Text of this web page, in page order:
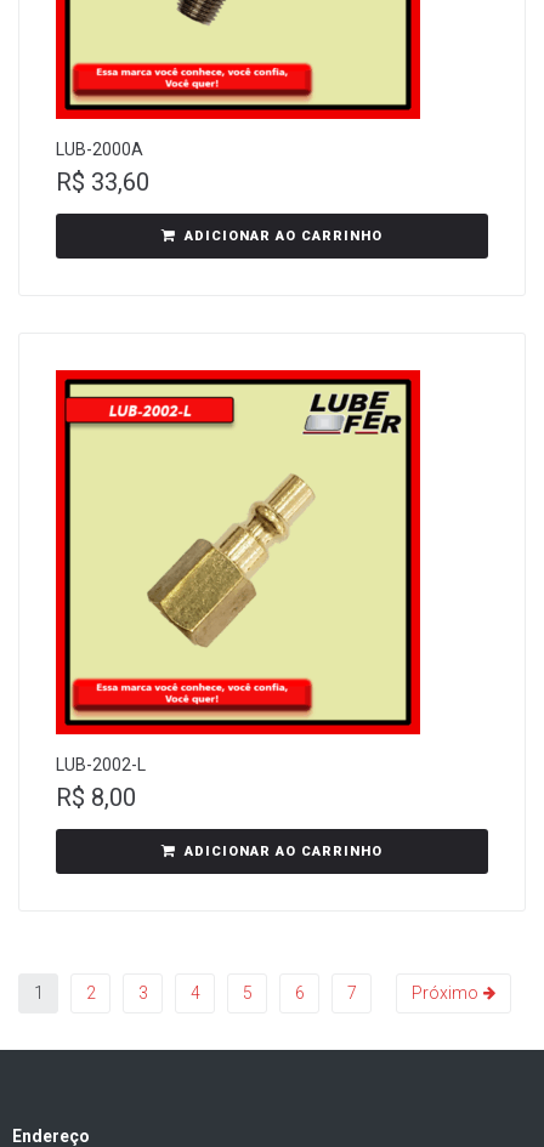
LUB-2000A
R$ 33,60
ADICIONAR AO CARRINHO
LUB-2002-L
R$ 8,00
ADICIONAR AO CARRINHO
1 2 3 4 5 6 7 Próximo
Endereço